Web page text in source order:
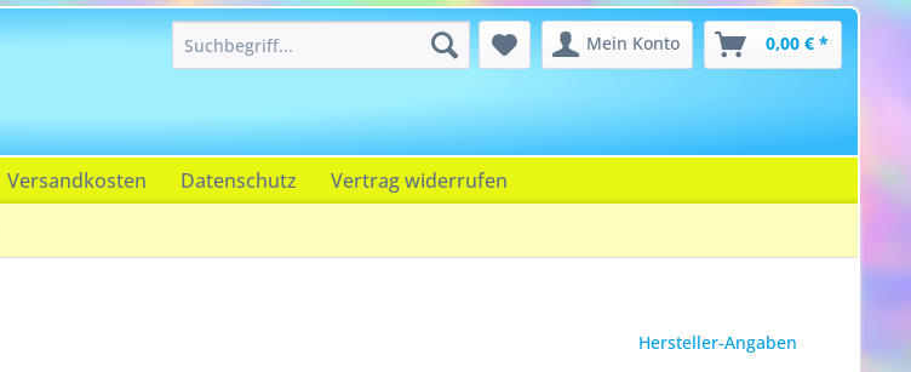
Mein Konto 0,00 € *
Versandkosten Datenschutz Vertrag widerrufen
Hersteller-Angaben